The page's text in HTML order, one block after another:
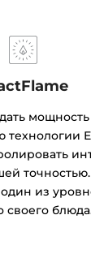
из
своего